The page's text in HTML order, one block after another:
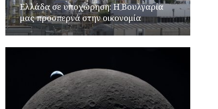
Ελλάδα σε υποχώρηση: Η Βουλγαρία
μας προσπερνά στην οικονομία